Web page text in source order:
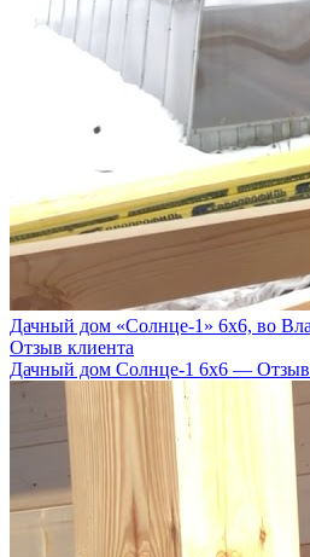
Дачный дом «Солнце-1» 6х6, во
Отзыв клиента
Дачный дом Солнце-1 6х6 — Отзыв